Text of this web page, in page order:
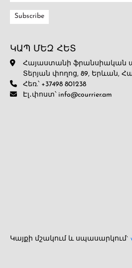
ԿԱՊ ՄԵԶ ՀԵՏ
Հայաստանի ֆրանսիական
Տերյան փողոց, 89, Երևան,
Հեռ.՝ +37498 801238
Էլ․փոստ՝ info@courrier.am
Կայքի մշակում և սպասարկում`